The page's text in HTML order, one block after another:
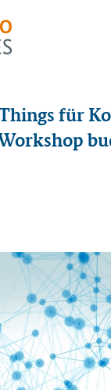
für